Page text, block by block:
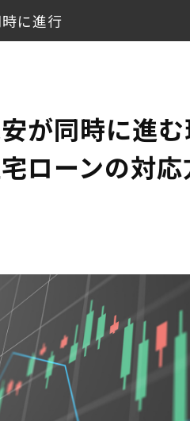
に進行
の影響を押さえておこう
が同時に進
ローンの対応